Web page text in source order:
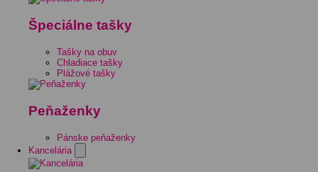
Špeciálne tašky
Tašky na obuv
Chladiace tašky
Plážové tašky
Peňaženky
Pánske peňaženky
Kancelária